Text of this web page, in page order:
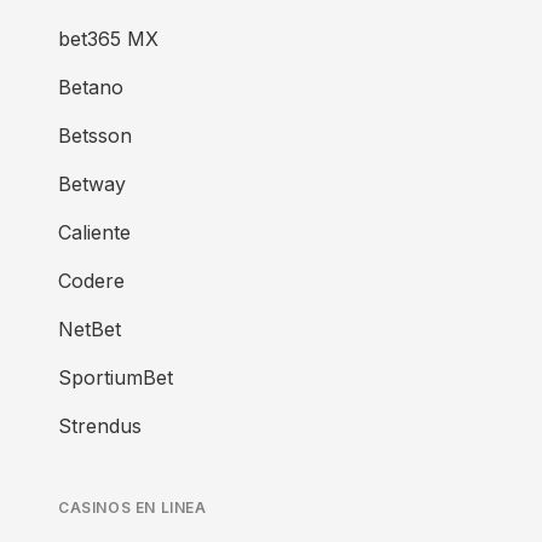
bet365 MX
Betano
Betsson
Betway
Caliente
Codere
NetBet
SportiumBet
Strendus
CASINOS EN LINEA